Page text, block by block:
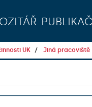
UK Jiná pracoviště